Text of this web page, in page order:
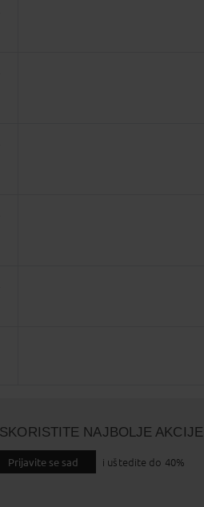
NAJBOLJE AKCIJE
Prijavite se sad i uštedite do 40%